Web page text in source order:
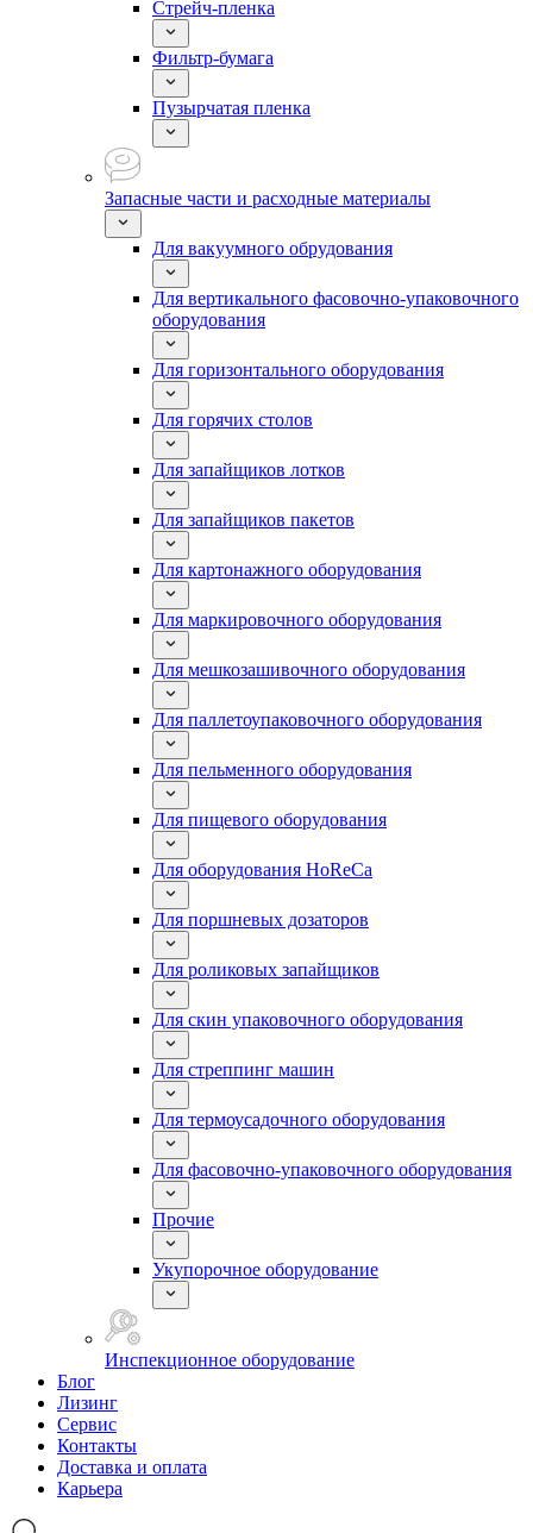
Стрейч-пленка
Фильтр-бумага
Пузырчатая пленка
Запасные части и расходные материалы
Для вакуумного обрудования
Для вертикального фасовочно-упаковочного
оборудования
Для горизонтального оборудования
Для горячих столов
Для запайщиков лотков
Для запайщиков пакетов
Для картонажного оборудования
Для маркировочного оборудования
Для мешкозашивочного оборудования
Для паллетоупаковочного оборудования
Для пельменного оборудования
Для пищевого оборудования
Для оборудования HoReCa
Для поршневых дозаторов
Для роликовых запайщиков
Для скин упаковочного оборудования
Для стреппинг машин
Для термоусадочного оборудования
Для фасовочно-упаковочного оборудования
Прочие
Укупорочное оборудование
Инспекционное оборудование
Блог
Лизинг
Сервис
Контакты
Доставка и оплата
Карьера